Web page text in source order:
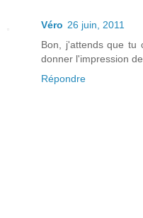
Véro 26 juin, 2011
Bon, j'attends que tu
donner l'impression
Répondre